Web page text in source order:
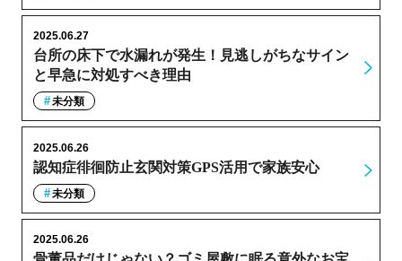
台所の床下で水漏れが発生！見逃しがちなサイン
と早急に対処すべき理由
2025.06.27
未分類
認知症徘徊防止玄関対策GPS活用で家族安心
2025.06.26
未分類
2025.06.26